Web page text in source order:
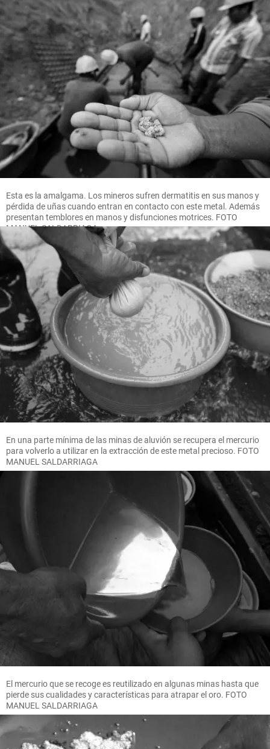
Esta es la amalgama. Los mineros sufren dermatitis en sus manos y
pérdida de uñas cuando entran en contacto con este metal. Además
presentan temblores en manos y disfunciones motrices. FOTO
MANUEL SALDARRIAGA
En una parte mínima de las minas de aluvión se recupera el mercurio
para volverlo a utilizar en la extracción de este metal precioso. FOTO
MANUEL SALDARRIAGA
El mercurio que se recoge es reutilizado en algunas minas hasta que
pierde sus cualidades y características para atrapar el oro. FOTO
MANUEL SALDARRIAGA